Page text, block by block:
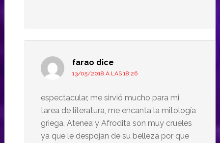
farao dice
13/05/2018 A LAS 18:26
espectacular, me sirvió mucho para mi
tarea de literatura, me encanta la mitología
griega, Atenea y Afrodita son muy crueles
ya que le despojan de su belleza por que